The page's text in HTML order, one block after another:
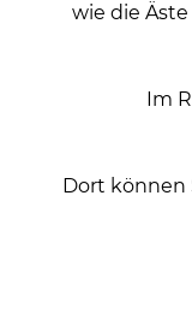
wie die
Im
Dort können